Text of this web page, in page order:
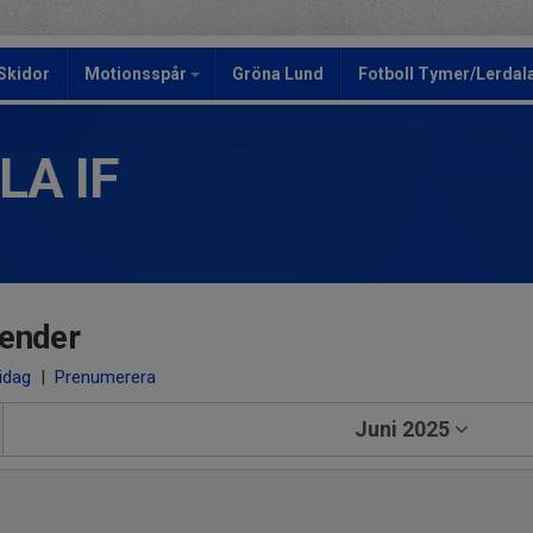
Motionsspår Gröna Lund Fotboll Tymer/
IF
| Prenumerera
Juni 2025